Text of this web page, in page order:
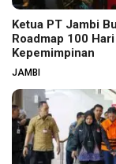
Ketua PT Jambi
Roadmap 100 Hari
Kepemimpinan
JAMBI